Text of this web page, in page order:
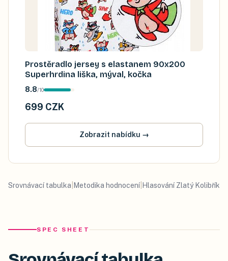
Prostěradlo jersey s elastanem 90x200
Superhrdina liška, mýval, kočka
8.8/10
699 CZK
Zobrazit nabídku →
Srovnávací tabulka Metodika hodnocení Hlasování Zlatý Kolibřík
SPEC SHEET